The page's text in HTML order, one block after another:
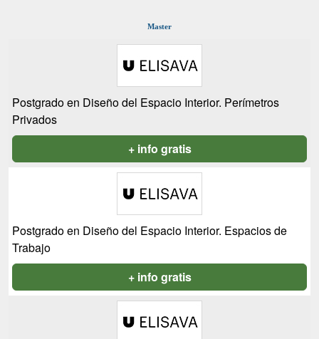
Master
Postgrado en Diseño del Espacio Interior. Perímetros
Privados
+ info gratis
Postgrado en Diseño del Espacio Interior. Espacios de
Trabajo
+ info gratis